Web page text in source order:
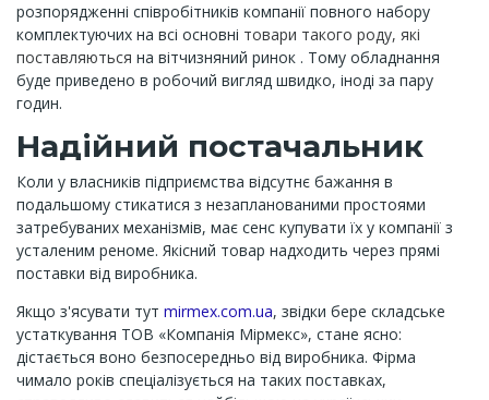
розпорядженні співробітників компанії повного набору
комплектуючих на всі основні товари такого роду, які
поставляються на вітчизняний ринок . Тому обладнання
буде приведено в робочий вигляд швидко, іноді за пару
годин.
Надійний постачальник
Коли у власників підприємства відсутнє бажання в
подальшому стикатися з незапланованими простоями
затребуваних механізмів, має сенс купувати їх у компанії з
усталеним реноме. Якісний товар надходить через прямі
поставки від виробника.
Якщо з'ясувати тут mirmex.com.ua, звідки бере складське
устаткування ТОВ «Компанія Мірмекс», стане ясно:
дістається воно безпосередньо від виробника. Фірма
чимало років спеціалізується на таких поставках,